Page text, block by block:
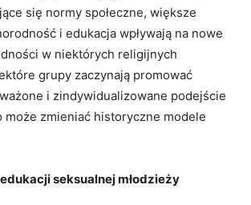
się normy ⁢społeczne, większe
i edukacja wpływają na nowe
w niektórych ‍religijnych‌
grupy⁣ zaczynają promować
i zindywidualizowane ⁤podejście
może zmieniać historyczne‍ modele
edukacji seksualnej młodzieży